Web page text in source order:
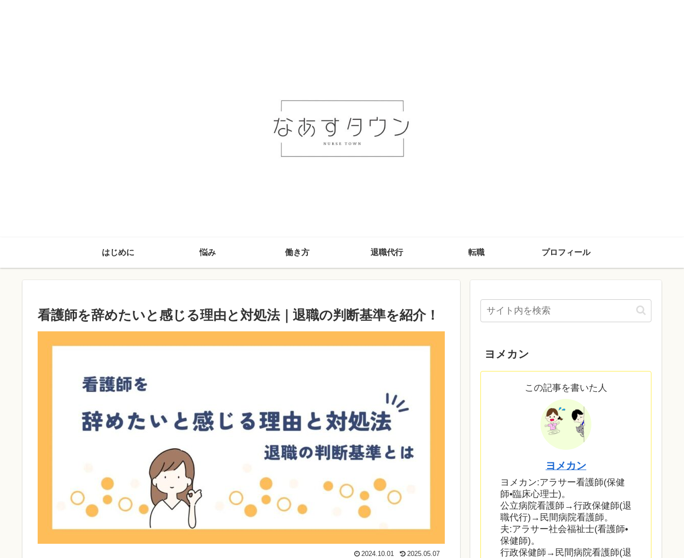
はじめに 悩み 働き方 退職代行 転職 プロフィール
看護師を辞めたいと感じる理由と対処法｜退職の判断基準を紹介！
2024.10.01 2025.05.07
ヨメカン
この記事を書いた人
ヨメカン
ヨメカン:アラサー看護師(保健
師•臨床心理士)。
公立病院看護師→行政保健師(退
職代行)→民間病院看護師。
夫:アラサー社会福祉士(看護師•
保健師)。
行政保健師→民間病院看護師(退